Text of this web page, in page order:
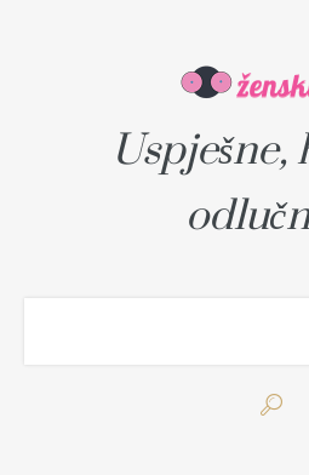
Uspješne,